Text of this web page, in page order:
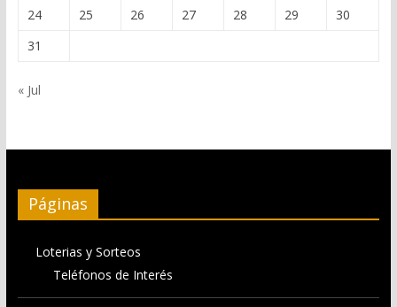
24
25 26 27 28 29
30
31
« Jul
Páginas
Loterias y Sorteos
Teléfonos de Interés